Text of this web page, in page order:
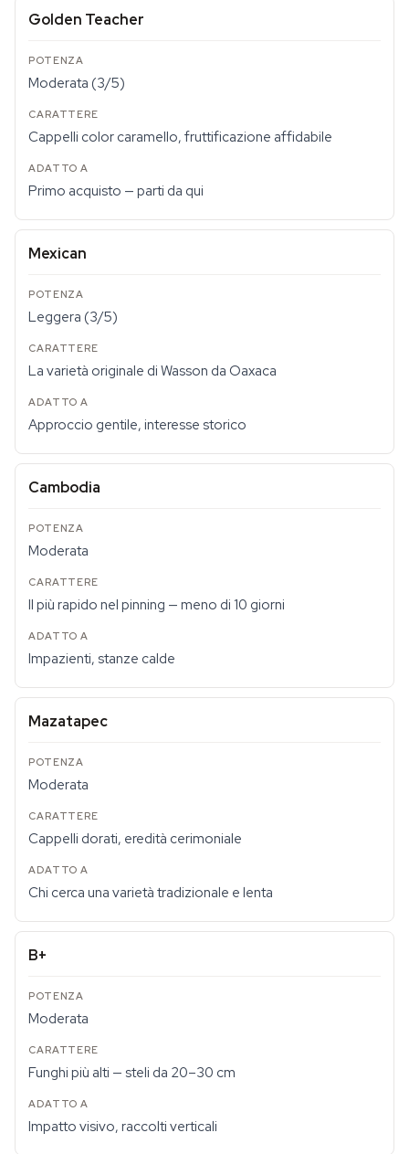
Golden Teacher
Moderata (3/5)
Cappelli color caramello, fruttificazione affidabile
Primo acquisto — parti da qui
Mexican
Leggera (3/5)
La varietà originale di Wasson da Oaxaca
Approccio gentile, interesse storico
Cambodia
Moderata
Il più rapido nel pinning — meno di 10 giorni
Impazienti, stanze calde
Mazatapec
Moderata
Cappelli dorati, eredità cerimoniale
Chi cerca una varietà tradizionale e lenta
B+
Moderata
Funghi più alti — steli da 20–30 cm
Impatto visivo, raccolti verticali